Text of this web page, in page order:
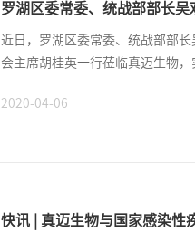
罗湖区委常委、统战部部长
近日，罗湖区委常委、统战部部
会主席胡桂英一行莅临真迈生物
2020-04-06
快讯 | 真迈生物与国家感染性